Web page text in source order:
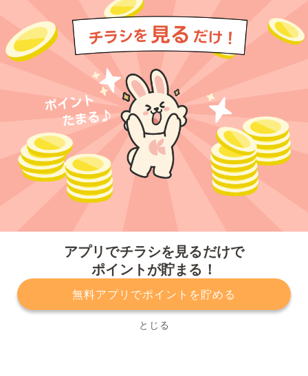
アプリでチラシを見るだけで
ポイントが貯まる！
無料アプリでポイントを貯める
とじる
プライバシーポリシー 利用規約
運営会社
サービスに関してのお問い合わせ